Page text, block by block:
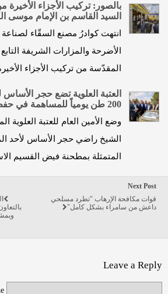
بالصور: تركيب الأجزاء الأخيرة
السيد القاسم بن الإمام موسى
انتهت كوادرُ مصنع السقّاء
الأضرحة والمزارات الشريفة التابع
المقدّسة من تركيب الأجزاء
العتبة العلوية تضع حجر
200 طن يومياً للمساهمة في حفظ الأمن الغذائي
وضع الأمين العام للعتبة
الشيخ راضي حجر الأساس لأحد
المتمثلة بمطحنة فيض القسيم
Next Post
قوات مكافحة الإرهاب "تطرد مسلحي
داعش من سامراء بشكل كامل"
Leave a Reply